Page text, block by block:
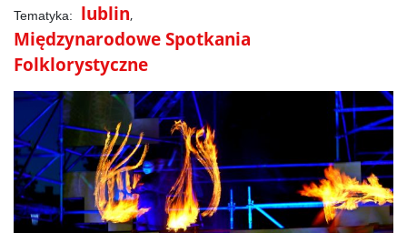
lublin
Międzynarodowe Spotkania
Folklorystyczne